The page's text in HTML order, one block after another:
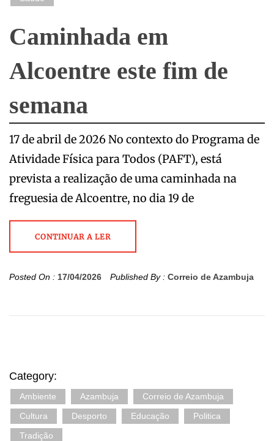
Caminhada em
Alcoentre este fim de
semana
17 de abril de 2026 No contexto do Programa de
Atividade Física para Todos (PAFT), está
prevista a realização de uma caminhada na
freguesia de Alcoentre, no dia 19 de
CONTINUAR A LER
Posted On : 17/04/2026 Published By : Correio de Azambuja
Category:
Ambiente Azambuja
Correio de Azambuja
Cultura
Desporto Educação
Politica
Tradição